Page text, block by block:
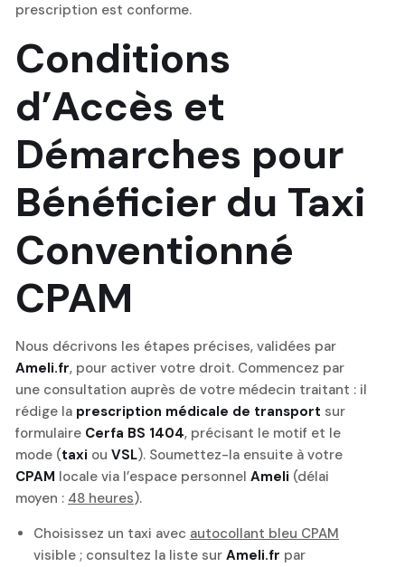
prescription est conforme.
Conditions
d’Accès et
Démarches pour
Bénéficier du Taxi
Conventionné
CPAM
Nous décrivons les étapes précises, validées par
Ameli.fr, pour activer votre droit. Commencez par
une consultation auprès de votre médecin traitant : il
rédige la prescription médicale de transport sur
formulaire Cerfa BS 1404, précisant le motif et le
mode (taxi ou VSL). Soumettez-la ensuite à votre
CPAM locale via l’espace personnel Ameli (délai
moyen : 48 heures).
Choisissez un taxi avec autocollant bleu CPAM
visible ; consultez la liste sur Ameli.fr par